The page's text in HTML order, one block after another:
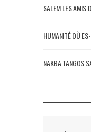
SALEM LES AMIS
HUMANITÉ OÙ
NAKBA TANGOS